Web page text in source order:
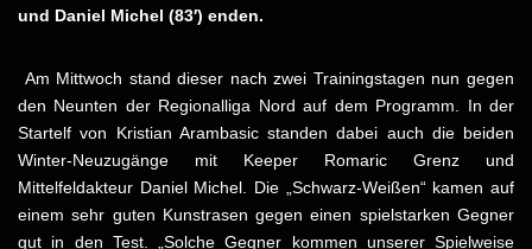
und Daniel Michel (83′) enden.
Am Mittwoch stand dieser nach zwei Trainingstagen nun gegen
den Neunten der Regionalliga Nord auf dem Programm. In der
Startelf von Kristian Arambasic standen dabei auch die beiden
Winter-Neuzugänge mit Keeper Romaric Grenz und
Mittelfeldakteur Daniel Michel. Die „Schwarz-Weißen“ kamen auf
einem sehr guten Kunstrasen gegen einen spielstarken Gegner
gut in den Test. „Solche Gegner kommen unserer Spielweise